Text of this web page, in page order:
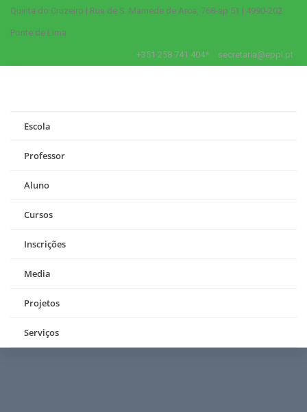
Quinta do Cruzeiro | Rua de S. Mamede de Arca, 768-ap 51 | 4990-202
Ponte de Lima
+351 258 741 404* secretaria@eppl.pt
Escola
Professor
Aluno
Cursos
Inscrições
Media
Projetos
Serviços